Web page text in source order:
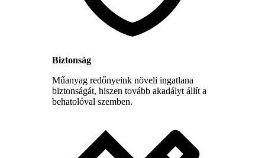
Biztonság
Műanyag redőnyeink növeli ingatlana
biztonságát, hiszen tovább akadályt állít a
behatolóval szemben.